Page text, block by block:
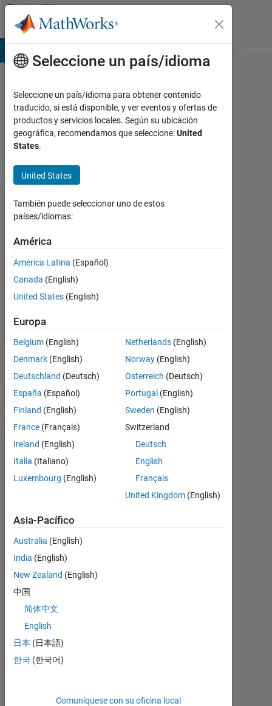
Saltar al contenido
Community
Profile
Shreyas
Oklahoma
State
Con
desde
2013
Followers:
Following:
0
Follow
Electrcal
Engineer/Student
Aprobaciones
Please
to
person
a
skill
Seleccione un país/idioma
Seleccione un país/idioma para obtener contenido
traducido, si está disponible, y ver eventos y ofertas de
productos y servicios locales. Según su ubicación
geográfica, recomendamos que seleccione:United
States.
United States
También puede seleccionar uno de estos
países/idiomas:
América
América Latina (Español)
Canada (English)
United States (English)
Europa
Belgium (English)
Denmark (English)
Deutschland (Deutsch)
España (Español)
Finland (English)
France (Français)
Ireland (English)
Italia (Italiano)
Luxembourg (English)
Netherlands(English)
Norway(English)
Österreich (Deutsch)
Portugal (English)
Sweden (English)
Switzerland
Deutsch
English
Français
United Kingdom(English)
Asia-Pacífico
Australia (English)
India (English)
New Zealand (English)
中国
简体中文
English
日本 (日本語)
한국 (한국어)
Comuníquese con su oficina local